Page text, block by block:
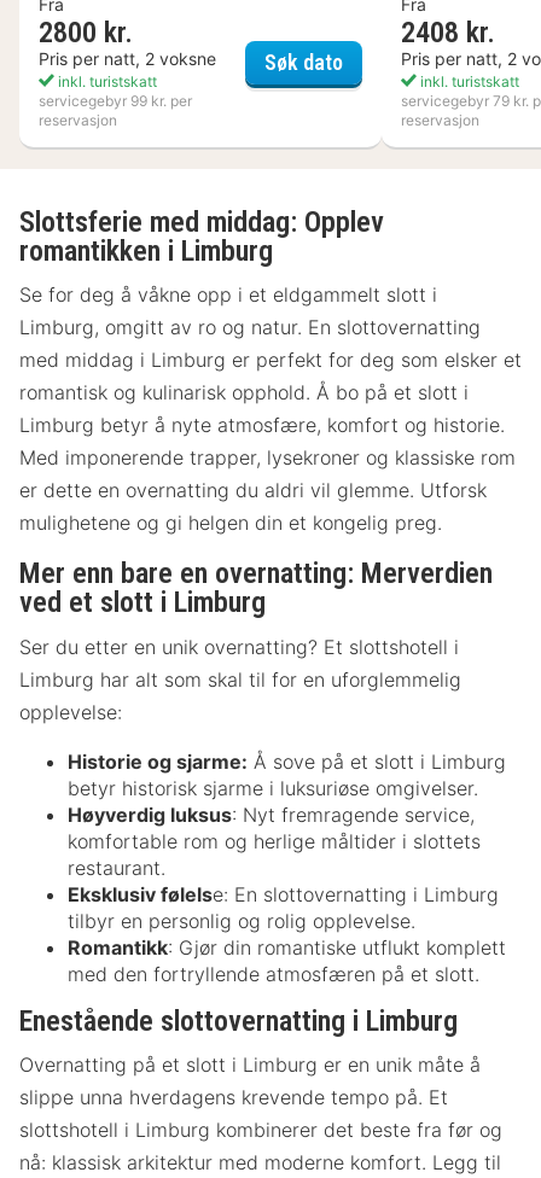
Fra
2800 kr.
Pris per natt, 2 voksne
inkl. turistskatt
servicegebyr 99 kr. per
reservasjon
Søk datoNynäs Havsbad
Fra
2408 kr.
Pris per natt, 2
inkl. turistskatt
servicegebyr 79 kr.
reservasjon
Slottsferie med middag: Opplev
romantikken i Limburg
Se for deg å våkne opp i et eldgammelt slott i
Limburg, omgitt av ro og natur. En slottovernatting
med middag i Limburg er perfekt for deg som elsker et
romantisk og kulinarisk opphold. Å bo på et slott i
Limburg betyr å nyte atmosfære, komfort og historie.
Med imponerende trapper, lysekroner og klassiske rom
er dette en overnatting du aldri vil glemme. Utforsk
mulighetene og gi helgen din et kongelig preg.
Mer enn bare en overnatting: Merverdien
ved et slott i Limburg
Ser du etter en unik overnatting? Et slottshotell i
Limburg har alt som skal til for en uforglemmelig
opplevelse:
Historie og sjarme: Å sove på et slott i Limburg
betyr historisk sjarme i luksuriøse omgivelser.
Høyverdig luksus: Nyt fremragende service,
komfortable rom og herlige måltider i slottets
restaurant.
Eksklusiv følelse: En slottovernatting i Limburg
tilbyr en personlig og rolig opplevelse.
Romantikk: Gjør din romantiske utflukt komplett
med den fortryllende atmosfæren på et slott.
Enestående slottovernatting i Limburg
Overnatting på et slott i Limburg er en unik måte å
slippe unna hverdagens krevende tempo på. Et
slottshotell i Limburg kombinerer det beste fra før og
nå: klassisk arkitektur med moderne komfort. Legg til